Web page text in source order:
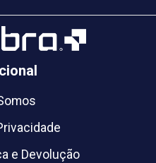
e Devolução